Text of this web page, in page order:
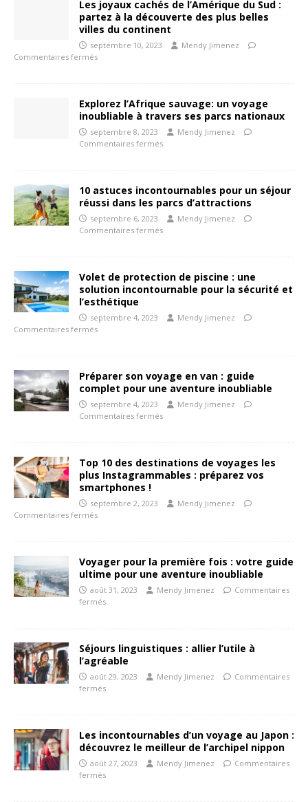
Les joyaux cachés de l’Amérique du Sud :
partez à la découverte des plus belles
villes du continent
septembre 10, 2023
Mendy Jimenez
Commentaires fermés
Explorez l’Afrique sauvage: un voyage
inoubliable à travers ses parcs nationaux
septembre 8, 2023
Mendy Jimenez
Commentaires fermés
10 astuces incontournables pour un séjour
réussi dans les parcs d’attractions
septembre 6, 2023
Mendy Jimenez
Commentaires fermés
Volet de protection de piscine : une
solution incontournable pour la sécurité et
l’esthétique
septembre 4, 2023
Mendy Jimenez
Commentaires fermés
Préparer son voyage en van : guide
complet pour une aventure inoubliable
septembre 4, 2023
Mendy Jimenez
Commentaires fermés
Top 10 des destinations de voyages les
plus Instagrammables : préparez vos
smartphones !
septembre 2, 2023
Mendy Jimenez
Commentaires fermés
Voyager pour la première fois : votre guide
ultime pour une aventure inoubliable
août 31, 2023 Mendy Jimenez
Commentaires
fermés
Séjours linguistiques : allier l’utile à
l’agréable
août 29, 2023 Mendy Jimenez
Commentaires
fermés
Les incontournables d’un voyage au Japon :
découvrez le meilleur de l’archipel nippon
août 27, 2023 Mendy Jimenez
Commentaires
fermés